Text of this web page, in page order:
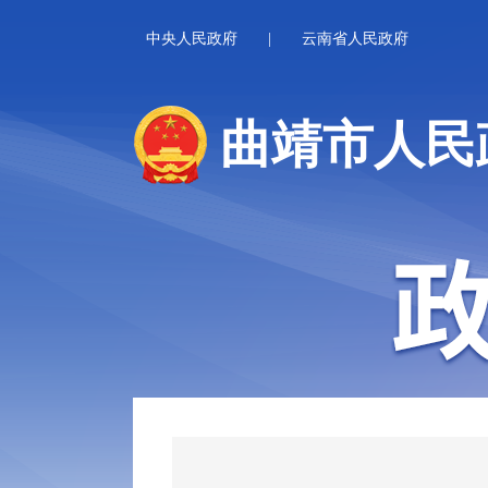
中央人民政府 云南省人民政府
曲靖市人